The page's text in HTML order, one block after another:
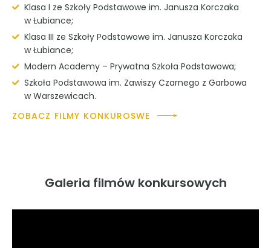
Klasa I ze Szkoły Podstawowe im. Janusza Korczaka
w Łubiance;
Klasa III ze Szkoły Podstawowe im. Janusza Korczaka
w Łubiance;
Modern Academy – Prywatna Szkoła Podstawowa;
Szkoła Podstawowa im. Zawiszy Czarnego z Garbowa
w Warszewicach.
ZOBACZ FILMY KONKUROSWE
Galeria filmów konkursowych